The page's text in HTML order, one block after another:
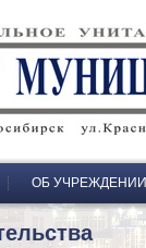
ОБ УЧРЕЖДЕНИИ